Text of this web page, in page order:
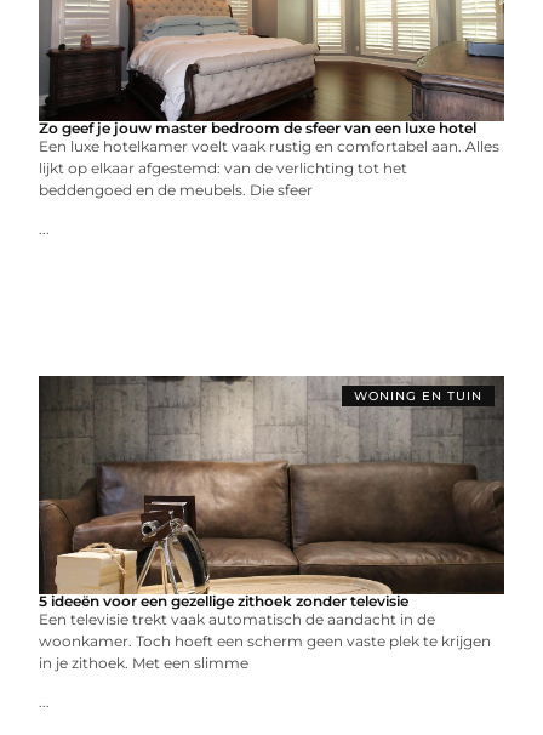
Zo geef je jouw master bedroom de sfeer van een luxe hotel
Een luxe hotelkamer voelt vaak rustig en comfortabel aan. Alles
lijkt op elkaar afgestemd: van de verlichting tot het
beddengoed en de meubels. Die sfeer
...
WONING EN TUIN
5 ideeën voor een gezellige zithoek zonder televisie
Een televisie trekt vaak automatisch de aandacht in de
woonkamer. Toch hoeft een scherm geen vaste plek te krijgen
in je zithoek. Met een slimme
...